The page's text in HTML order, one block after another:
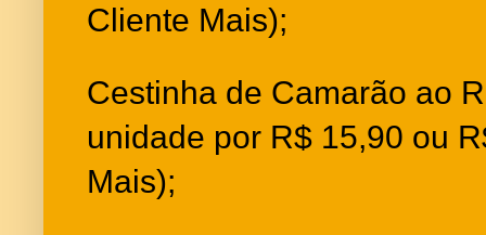
Cliente Mais);
Cestinha de Camarão ao
unidade por R$ 15,90 ou
Mais);